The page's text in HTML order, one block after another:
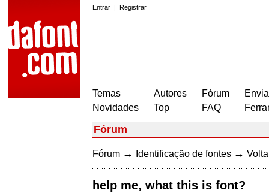
Entrar | Registrar
Temas
Novidades
Autores
Top
Fórum
FAQ
Fórum
Fórum → Identificação de fontes →
help me, what this is font?